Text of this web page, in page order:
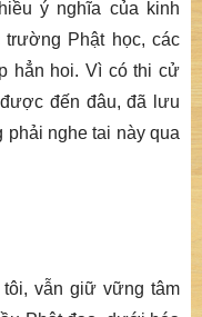
ý nghĩa của kinh
trường Phật học, các
hẳn hoi. Vì có thi cử
đến đâu, đã lưu
nghe tai này qua
vẫn giữ vững tâm